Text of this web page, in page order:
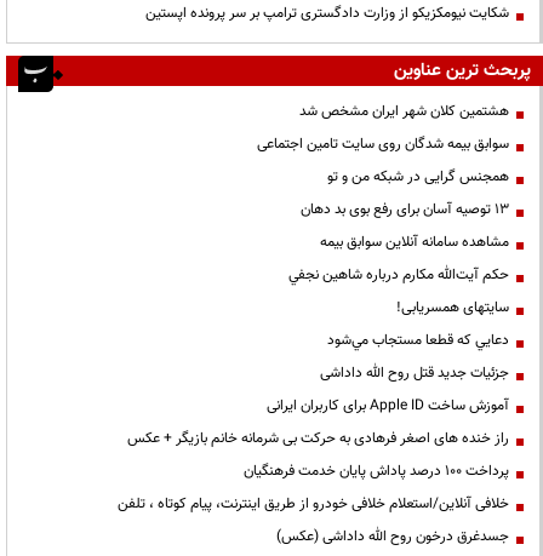
شکایت نیومکزیکو از وزارت دادگستری ترامپ بر سر پرونده اپستین
پربحث ترین عناوین
هشتمین کلان شهر ایران مشخص شد
سوابق بیمه شدگان روی سایت تامین اجتماعی
همجنس گرایی در شبکه من و تو
13 توصیه آسان برای رفع بوی بد دهان
مشاهده سامانه آنلاين سوابق بیمه
حكم آيت‌الله مكارم درباره شاهين نجفي
سایتهای همسریابی!
دعايي كه قطعا مستجاب مي‌شود
جزئیات جدید قتل روح الله داداشی
آموزش ساخت Apple ID برای کاربران ایرانی
راز خنده های اصغر فرهادی به حرکت بی شرمانه خانم بازیگر + عکس
پرداخت ۱۰۰ درصد پاداش پایان خدمت فرهنگیان
خلافی آنلاین/استعلام خلافی خودرو از طریق اینترنت، پیام کوتاه ، تلفن
جسدغرق درخون روح الله داداشی (عکس)